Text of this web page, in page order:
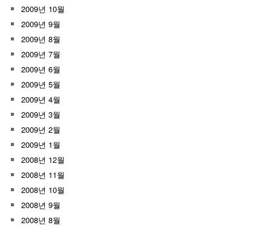
2009년 10월
2009년 9월
2009년 8월
2009년 7월
2009년 6월
2009년 5월
2009년 4월
2009년 3월
2009년 2월
2009년 1월
2008년 12월
2008년 11월
2008년 10월
2008년 9월
2008년 8월